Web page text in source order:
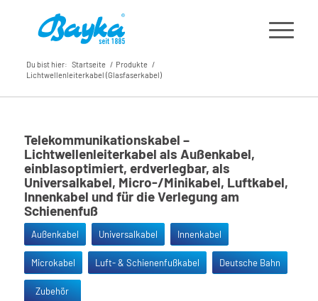
Du bist hier: Startseite / Produkte /
Lichtwellenleiterkabel (Glasfaserkabel)
Telekommunikationskabel –
Lichtwellenleiterkabel als Außenkabel,
einblasoptimiert, erdverlegbar, als
Universalkabel, Micro-/Minikabel, Luftkabel,
Innenkabel und für die Verlegung am
Schienenfuß
Außenkabel Universalkabel Innenkabel
Microkabel Luft- & Schienenfußkabel Deutsche Bahn
Zubehör